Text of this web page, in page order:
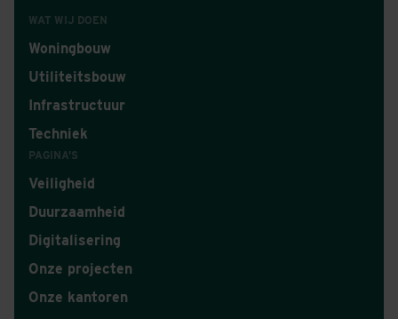
WAT WIJ DOEN
Woningbouw
Utiliteitsbouw
Infrastructuur
Techniek
PAGINA'S
Veiligheid
Duurzaamheid
Digitalisering
Onze projecten
Onze kantoren